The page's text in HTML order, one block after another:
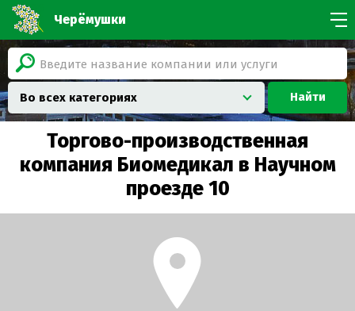
Черёмушки
Найти
Во всех категориях
Торгово-производственная
компания Биомедикал в Научном
проезде 10